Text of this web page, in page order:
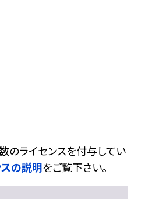
のライセンスを付与してい
の説明をご覧下さい。